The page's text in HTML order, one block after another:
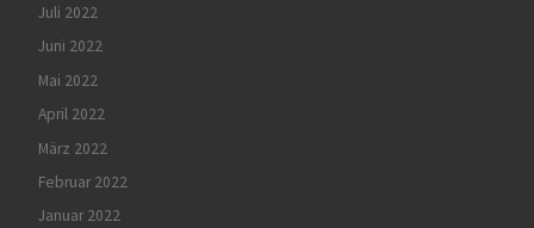
Juli 2022
Juni 2022
Mai 2022
April 2022
März 2022
Februar 2022
Januar 2022